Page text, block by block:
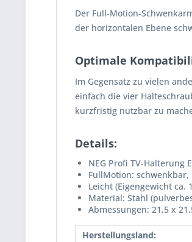
Der Full-Motion-
der horizontalen Ebene
Optimale
Im Gegensatz zu vielen
einfach die vier
kurzfristig nutzbar zu
Details:
NEG Profi TV-Halterung
FullMotion:
Leicht (Eigengewicht
Material: Stahl
Abmessungen: 21,5 x
Herstellungsland: